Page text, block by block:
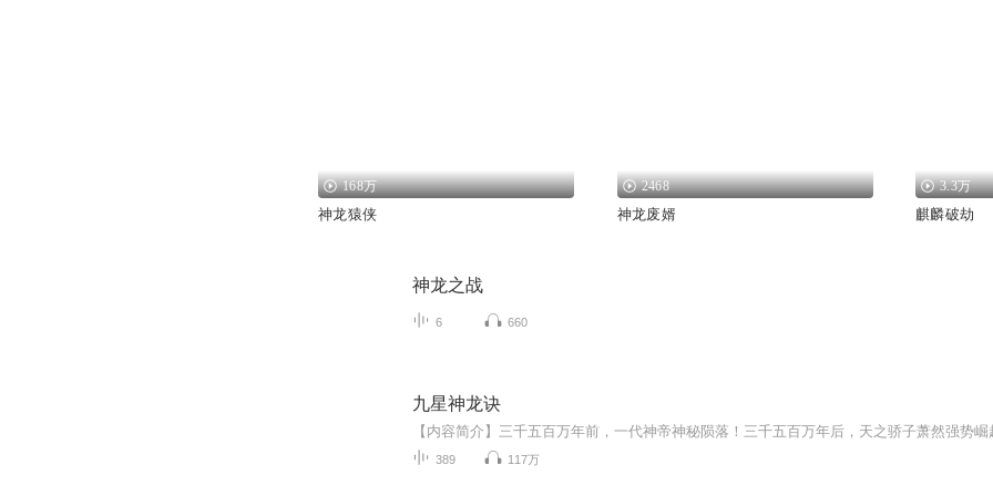
168万
神龙猿侠
2468
神龙废婿
3.3万
麒麟破劫
神龙之战
6 660
九星神龙诀
389 117万